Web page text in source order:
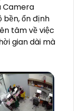
Camera
ổn định
tâm về việc
gian dài mà